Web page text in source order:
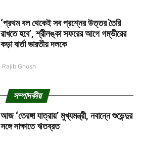
‘প্রথম বল থেকেই সব প্রশ্নের উত্তর তৈরি
রাখতে হবে’, শ্রীলঙ্কা সফরের আগে গম্ভীরের
কড়া বার্তা ভারতীয় দলকে
Rajib Ghosh
সম্পাদকীয়
আজ ‘তেরঙ্গা যাত্রায়’ মুখ্যমন্ত্রী, নবান্নে শুভেন্দুর
সঙ্গে সাক্ষাতে ঋতব্রত